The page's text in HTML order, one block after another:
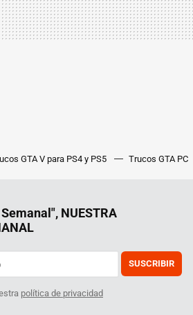
GTA V para PS4 y PS5 Trucos GTA PC
NUESTRA
SUSCRIBIR
política de privacidad